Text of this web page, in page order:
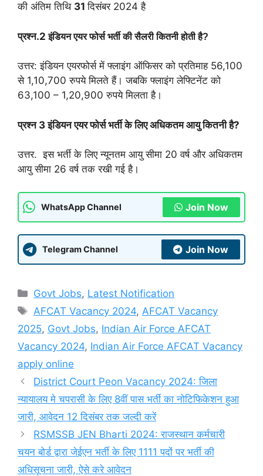
की अंतिम तिथि 31दिसंबर 2024 है
प्रश्न.2इंडियन एयर फोर्स भर्ती की सैलरी कितनी होती है?
उत्तर: इंडियन एयरफोर्स में फ्लाइंग ऑफिसर को प्रतिमाह 56,100
से 1,10,700 रुपये मिलते हैं। जबकि फ्लाइंग लेफ्टिनेंट को
63,100 – 1,20,900 रुपये मिलता है।
प्रश्न 3 इंडियन एयर फोर्स भर्ती के लिए अधिकतम आयु कितनी है?
उत्तर. इस भर्ती के लिए न्यूनतम आयु सीमा 20 वर्ष और अधिकतम
आयु सीमा 26 वर्ष तक रखी गई है।
WhatsApp Channel Join Now
Telegram Channel Join Now
Categories
Govt Jobs, Latest Notification
Tags
AFCAT Vacancy 2024, AFCAT Vacancy
2025, Govt Jobs, Indian Air Force AFCAT
Vacancy 2024, Indian Air Force AFCAT Vacancy
apply online
District Court Peon Vacancy 2024: जिला
न्यायालय मे चपरासी के लिए 8वीं पास भर्ती का नोटिफिकेशन हुआ
जारी, आवेदन 12 दिसंबर तक जल्दी करें
RSMSSB JEN Bharti 2024: राजस्थान कर्मचारी
चयन बोर्ड द्वारा जेईएन भर्ती के लिए 1111 पदों पर भर्ती की
अधिसूचना जारी, ऐसे करे आवेदन